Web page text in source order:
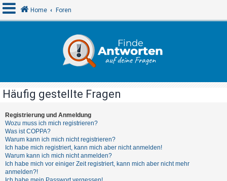
e
d
e
n
R
Home Foren
Häufig gestellte Fragen
Registrierung und Anmeldung
Wozu muss ich mich registrieren?
Was ist COPPA?
Warum kann ich mich nicht registrieren?
Ich habe mich registriert, kann mich aber nicht anmelden!
Warum kann ich mich nicht anmelden?
Ich habe mich vor einiger Zeit registriert, kann mich aber nicht mehr
anmelden?!